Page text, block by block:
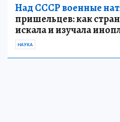
Над СССР военные
пришельцев: как
искала и изучала
НАУКА